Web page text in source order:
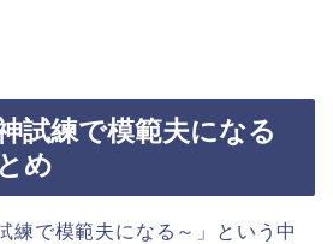
試練で模範夫になる
め
練で模範夫になる～」という中